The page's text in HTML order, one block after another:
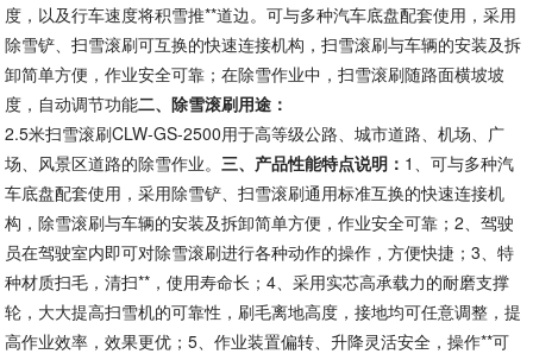
度，以及行车速度将积雪推**道边。可与多种汽车底盘配套使用，采用
除雪铲、扫雪滚刷可互换的快速连接机构，扫雪滚刷与车辆的安装及拆
卸简单方便，作业安全可靠；在除雪作业中，扫雪滚刷随路面横坡坡
度，自动调节功能二、除雪滚刷用途：
2.5米扫雪滚刷CLW-GS-2500用于高等级公路、城市道路、机场、广
场、风景区道路的除雪作业。 三、产品性能特点说明： 1、可与多种汽
车底盘配套使用，采用除雪铲、扫雪滚刷通用标准互换的快速连接机
构，除雪滚刷与车辆的安装及拆卸简单方便，作业安全可靠；2、驾驶
员在驾驶室内即可对除雪滚刷进行各种动作的操作，方便快捷；3、特
种材质扫毛，清扫**，使用寿命长；4、采用实芯高承载力的耐磨支撑
轮，大大提高扫雪机的可靠性，刷毛离地高度，接地均可任意调整，提
高作业效率，效果更优；5、作业装置偏转、升降灵活安全，操作**可